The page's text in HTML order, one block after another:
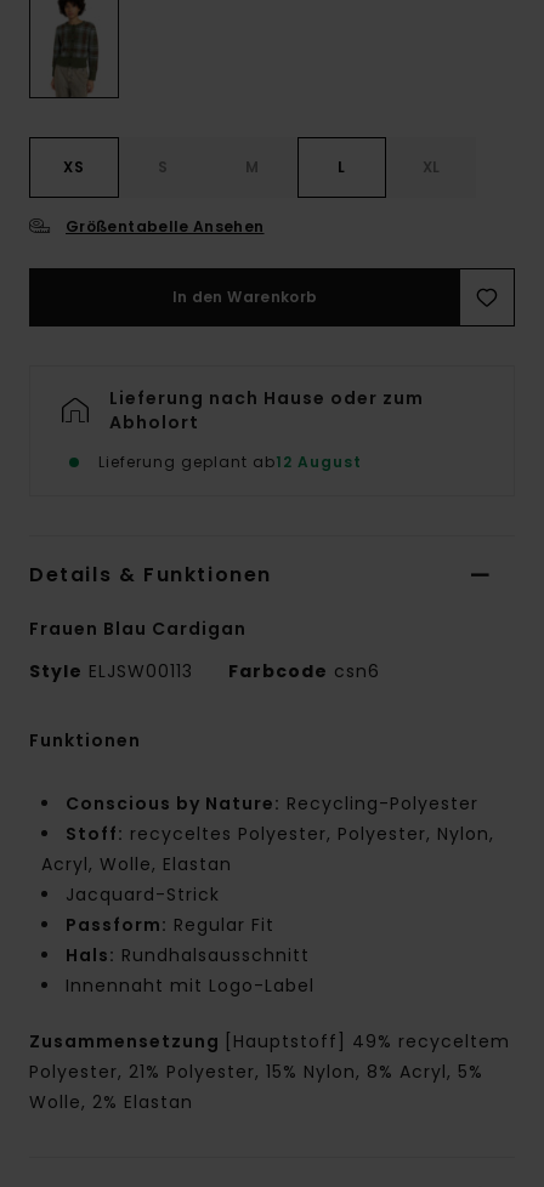
XS S M L XL
Größentabelle Ansehen
In den Warenkorb
Lieferung nach Hause oder zum
Abholort
Lieferung geplant ab12 August
Details & Funktionen
Frauen Blau Cardigan
Style ELJSW00113 Farbcode csn6
Funktionen
Conscious by Nature: Recycling-Polyester
Stoff: recyceltes Polyester, Polyester, Nylon,
Acryl, Wolle, Elastan
Jacquard-Strick
Passform: Regular Fit
Hals: Rundhalsausschnitt
Innennaht mit Logo-Label
Zusammensetzung
[Hauptstoff] 49% recyceltem
Polyester, 21% Polyester, 15% Nylon, 8% Acryl, 5%
Wolle, 2% Elastan